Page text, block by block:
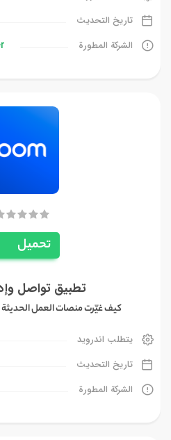
تاريخ التحديث
الشركة المطورة
تحميل
تطبيق تواصل
كيف غيّرت منصات العمل
يتطلب اندرويد
تاريخ التحديث
الشركة المطورة